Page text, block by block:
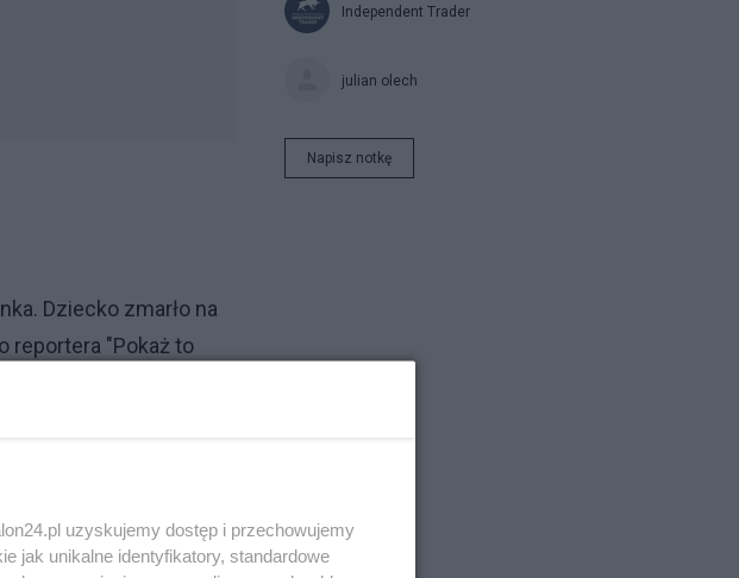
Dziecko zmarło na
reportera "Pokaż to
Independent Trader
julian olech
Napisz notkę
uzyskujemy dostęp i przechowujemy
jak unikalne identyfikatory, standardowe